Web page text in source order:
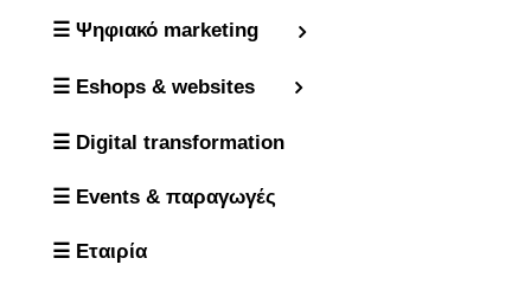
☰ Ψηφιακό marketing
☰ Eshops & websites
☰ Digital transformation
☰ Events & παραγωγές
☰ Εταιρία